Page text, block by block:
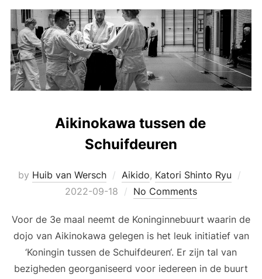
Aikinokawa tussen de
Schuifdeuren
by Huib van Wersch Aikido, Katori Shinto Ryu
2022-09-18 No Comments
Voor de 3e maal neemt de Koninginnebuurt waarin de
dojo van Aikinokawa gelegen is het leuk initiatief van
‘Koningin tussen de Schuifdeuren‘. Er zijn tal van
bezigheden georganiseerd voor iedereen in de buurt